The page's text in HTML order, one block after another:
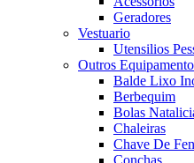
Geradores
Vestuario
Utensilios
Outros
Balde Lixo
Berbequim
Bolas
Chaleiras
Chave De
Conchas